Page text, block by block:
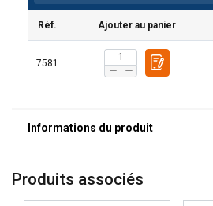
Réf. Ajouter au panier
7581
Anneaux en acier qui
d'accrochage en cas de levage.
Marquage:
Produits associés